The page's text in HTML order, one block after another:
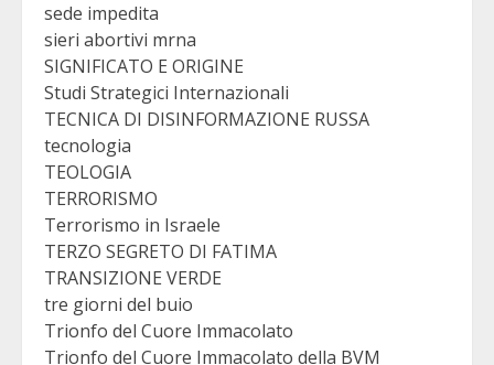
sede impedita
sieri abortivi mrna
SIGNIFICATO E ORIGINE
Studi Strategici Internazionali
TECNICA DI DISINFORMAZIONE RUSSA
tecnologia
TEOLOGIA
TERRORISMO
Terrorismo in Israele
TERZO SEGRETO DI FATIMA
TRANSIZIONE VERDE
tre giorni del buio
Trionfo del Cuore Immacolato
Trionfo del Cuore Immacolato della BVM